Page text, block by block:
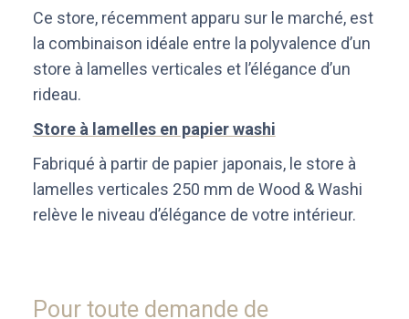
Ce store, récemment apparu sur le marché, est
la combinaison idéale entre la polyvalence d’un
store à lamelles verticales et l’élégance d’un
rideau.
Store à lamelles en papier washi
Fabriqué à partir de papier japonais, le store à
lamelles verticales 250 mm de Wood & Washi
relève le niveau d’élégance de votre intérieur.
Pour toute demande de